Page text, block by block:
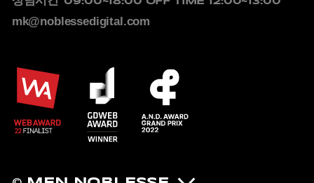
mk@noblessedigital.com